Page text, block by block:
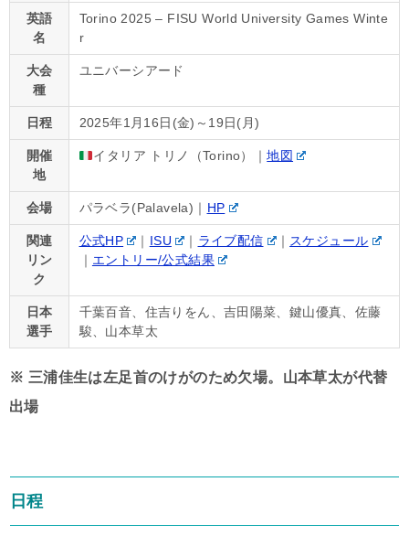
英語
名
Torino 2025 – FISU World University Games Winte
r
大会
種
ユニバーシアード
日程 2025年1月16日(金)～19日(月)
開催
地
イタリア トリノ（Torino）｜地図
会場 パラベラ(Palavela)｜ HP
関連
リン
ク
公式HP ｜ ISU ｜ ライブ配信 ｜ スケジュール
｜ エントリー/公式結果
日本
選手
千葉百音、住吉りをん、吉田陽菜、鍵山優真、佐藤
駿、山本草太
※ 三浦佳生は左足首のけがのため欠場。山本草太が代替
出場
日程